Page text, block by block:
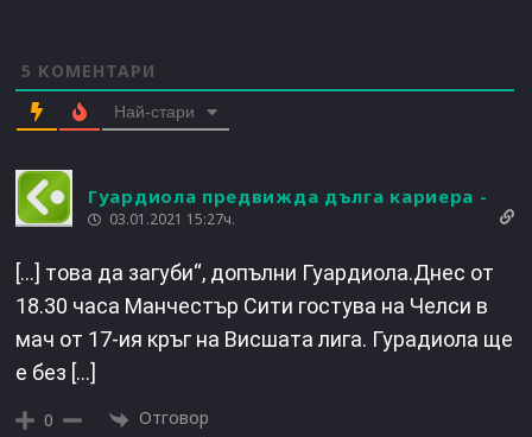
5 КОМЕНТАРИ
Най-стари
Гуардиола предвижда дълга кариера -
03.01.2021 15:27ч.
[…] това да загуби“, допълни Гуардиола.Днес от
18.30 часа Манчестър Сити гостува на Челси в
мач от 17-ия кръг на Висшата лига. Гурадиола ще
е без […]
0 Отговор